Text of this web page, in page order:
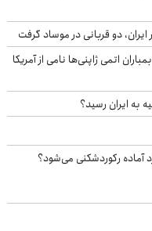
دو قربانی در موساد گرفت
اتمی ژاپنی‌ها نامی از آمریکا
به ایران رسید؟
آماده رکوردشکنی می‌شود؟